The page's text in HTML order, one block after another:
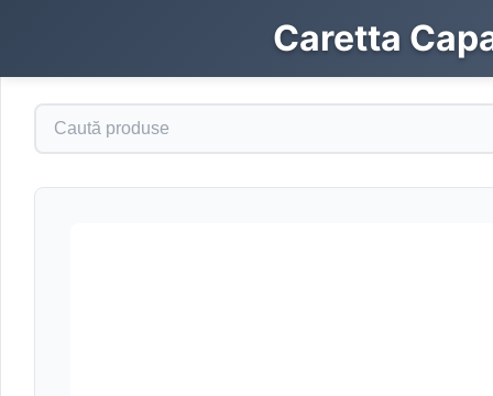
Caretta
Caută produse